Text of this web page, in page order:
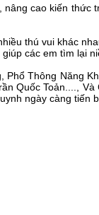
cao kiến thức
thú vui khác
các em tìm lại
Phổ Thông Năng
Quốc Toản....,
ngày càng tiến